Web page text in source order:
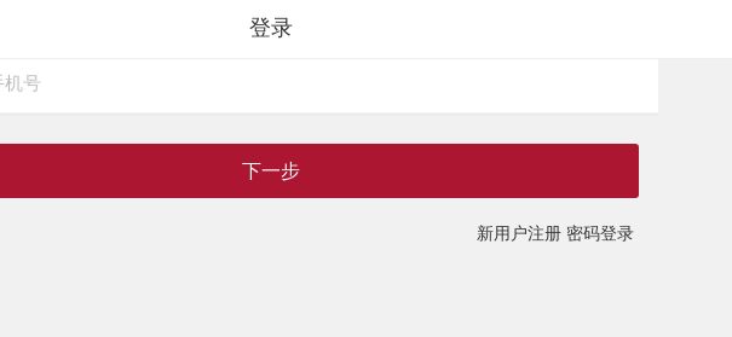
登录
下一步
新用户注册 密码登录